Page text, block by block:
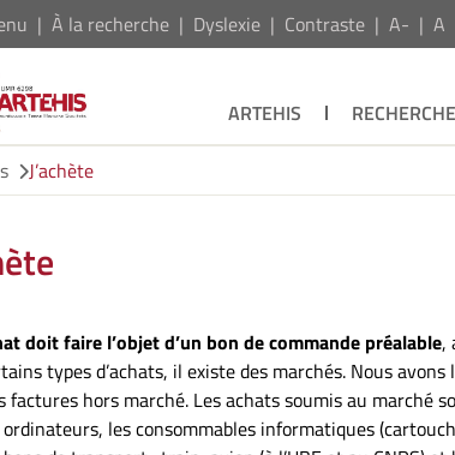
À la recherche Dyslexie Contraste A- A
ARTEHIS RECHERCHE
J’achète
doit faire l’objet d’un bon de commande préalable,
types d’achats, il existe des marchés. Nous
factures hors marché. Les achats soumis au marché
ordinateurs, les consommables informatiques